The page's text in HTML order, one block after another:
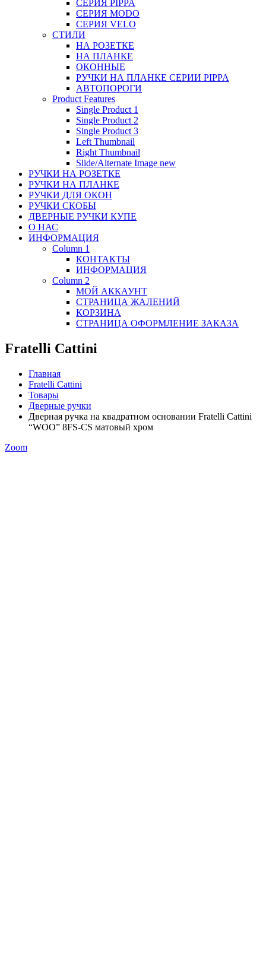
СЕРИЯ PIPPA
СЕРИЯ MODO
СЕРИЯ VELO
СТИЛИ
НА РОЗЕТКЕ
НА ПЛАНКЕ
ОКОННЫЕ
РУЧКИ НА ПЛАНКЕ СЕРИИ PIPPA
АВТОПОРОГИ
Product Features
Single Product 1
Single Product 2
Single Product 3
Left Thumbnail
Right Thumbnail
Slide/Alternate Image new
РУЧКИ НА РОЗЕТКЕ
РУЧКИ НА ПЛАНКЕ
РУЧКИ ДЛЯ ОКОН
РУЧКИ СКОБЫ
ДВЕРНЫЕ РУЧКИ КУПЕ
О НАС
ИНФОРМАЦИЯ
Column 1
КОНТАКТЫ
ИНФОРМАЦИЯ
Column 2
МОЙ АККАУНТ
СТРАНИЦА ЖАЛЕНИЙ
КОРЗИНА
СТРАНИЦА ОФОРМЛЕНИЕ ЗАКАЗА
Fratelli Cattini
Главная
Fratelli Cattini
Товары
Дверные ручки
Дверная ручка на квадратном основании Fratelli Cattini
“WOO” 8FS-CS матовый хром
Zoom